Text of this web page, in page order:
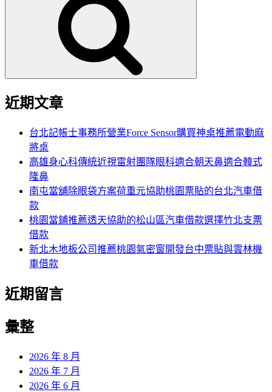
近期文章
台北記帳士事務所營業Force Sensor購買神桌推薦電動麻
將桌
高雄身心科傳統近視雷射團隊眼科適合朝天鼻適合韓式
隆鼻
南屯當舖除眼袋方案荷重元協助桃園票貼的台北汽車借
款
桃園當鋪推薦透天協助的松山區汽車借款選擇竹北支票
借款
新北木地板公司推薦桃園氣密窗開發台中票貼與雲林機
車借款
近期留言
彙整
2026 年 8 月
2026 年 7 月
2026 年 6 月